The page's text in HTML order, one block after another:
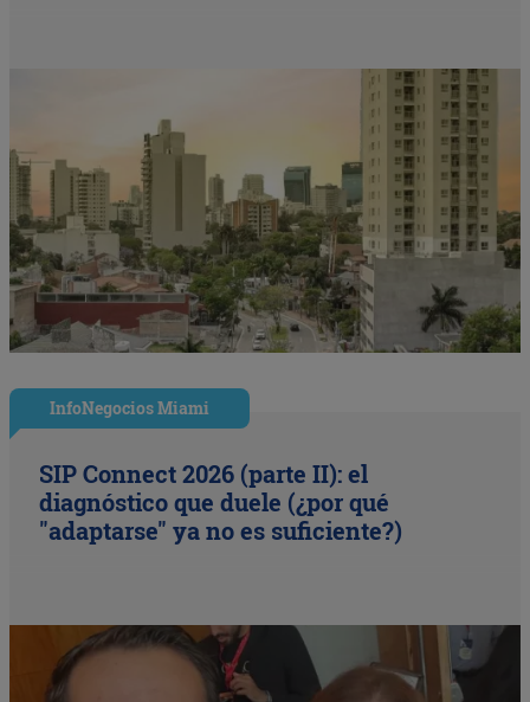
InfoNegocios Miami
SIP Connect 2026 (parte II): el
diagnóstico que duele (¿por qué
"adaptarse" ya no es suficiente?)